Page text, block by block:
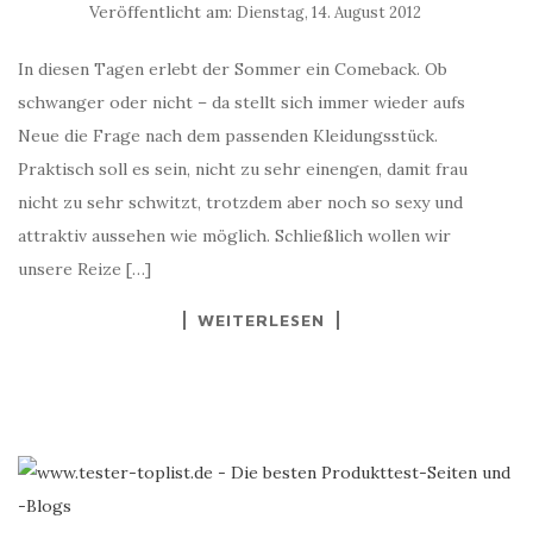
Veröffentlicht am: Dienstag, 14. August 2012
In diesen Tagen erlebt der Sommer ein Comeback. Ob
schwanger oder nicht – da stellt sich immer wieder aufs
Neue die Frage nach dem passenden Kleidungsstück.
Praktisch soll es sein, nicht zu sehr einengen, damit frau
nicht zu sehr schwitzt, trotzdem aber noch so sexy und
attraktiv aussehen wie möglich. Schließlich wollen wir
unsere Reize […]
WEITERLESEN